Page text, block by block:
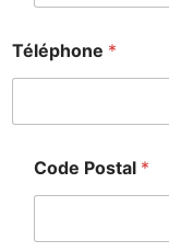
Téléphone *
Code Postal *